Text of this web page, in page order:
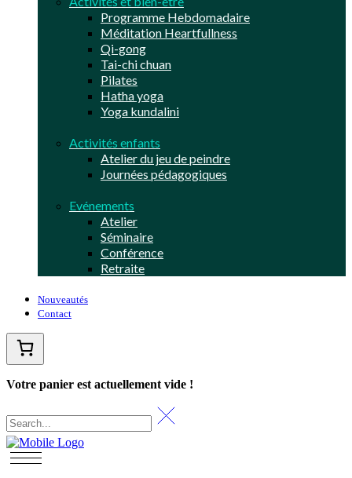
Programme Hebdomadaire
Méditation Heartfullness
Qi-gong
Tai-chi chuan
Pilates
Hatha yoga
Yoga kundalini
Activités enfants
Atelier du jeu de peindre
Journées pédagogiques
Evénements
Atelier
Séminaire
Conférence
Retraite
Nouveautés
Contact
Votre panier est actuellement vide !